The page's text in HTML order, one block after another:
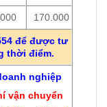
170.000
để được tư
thời điểm.
nghiệp
vận chuyển